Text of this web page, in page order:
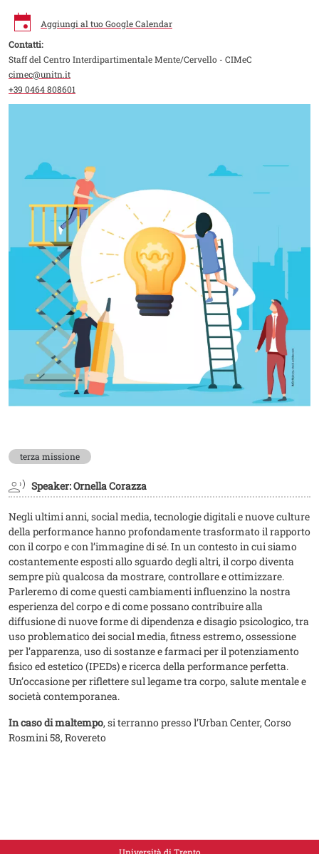
Aggiungi al tuo Google Calendar
Contatti:
Staff del Centro Interdipartimentale Mente/Cervello - CIMeC
cimec@unitn.it
+39 0464 808601
terza missione
Speaker: Ornella Corazza
Negli ultimi anni, social media, tecnologie digitali e nuove culture
della performance hanno profondamente trasformato il rapporto
con il corpo e con l’immagine di sé. In un contesto in cui siamo
costantemente esposti allo sguardo degli altri, il corpo diventa
sempre più qualcosa da mostrare, controllare e ottimizzare.
Parleremo di come questi cambiamenti influenzino la nostra
esperienza del corpo e di come possano contribuire alla
diffusione di nuove forme di dipendenza e disagio psicologico, tra
uso problematico dei social media, fitness estremo, ossessione
per l’apparenza, uso di sostanze e farmaci per il potenziamento
fisico ed estetico (IPEDs) e ricerca della performance perfetta.
Un’occasione per riflettere sul legame tra corpo, salute mentale e
società contemporanea.
In caso di maltempo, si terranno presso l’Urban Center, Corso
Rosmini 58, Rovereto